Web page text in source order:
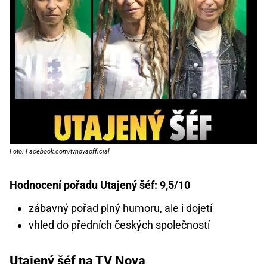
Foto: Facebook.com/tvnovaofficial
Hodnocení pořadu Utajený šéf: 9,5/10
zábavný pořad plný humoru, ale i dojetí
vhled do předních českých společností
Utajený šéf na TV Nova